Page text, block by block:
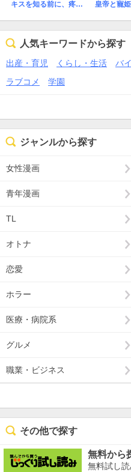
キスを知る前に、疼くカラダ 極上αと淫らな運命
人気キーワードから探す
出産・育児 くらし・生活 バ
ラブコメ
学園
ジャンルから探す
女性漫画
青年漫画
TL
オトナ
恋愛
ホラー
医療・病院系
グルメ
職業・ビジネス
その他で探す
無料から
無料試し